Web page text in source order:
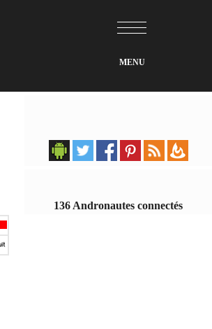
136 Andronautes connectés